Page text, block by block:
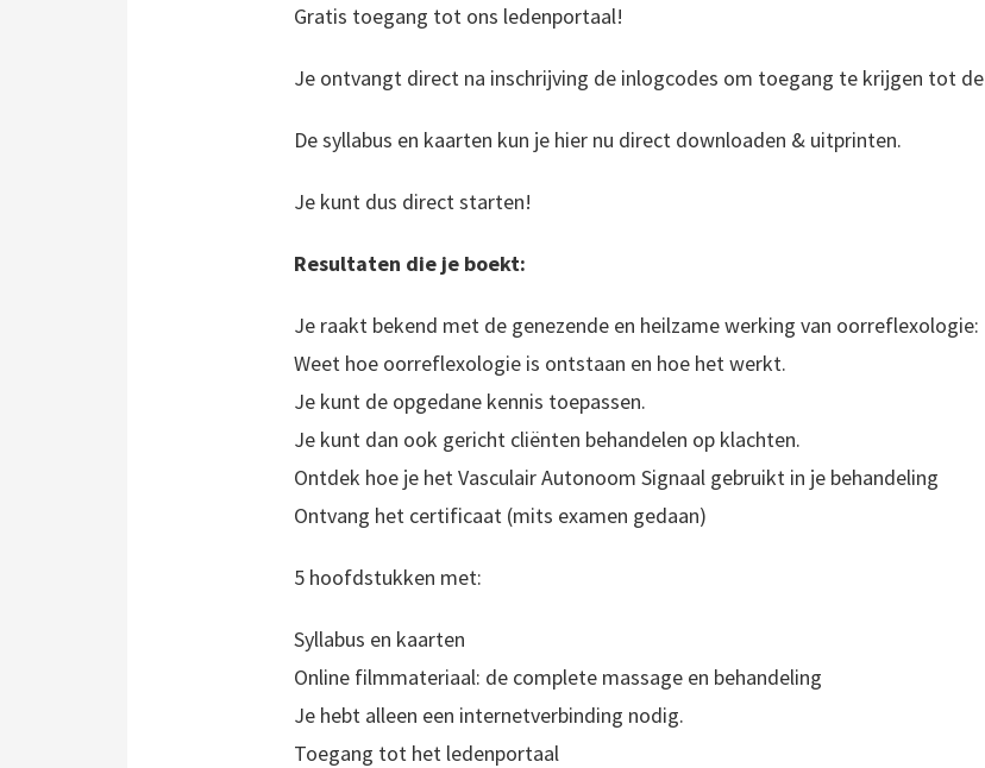
Gratis toegang tot ons ledenportaal!
Je ontvangt direct na inschrijving de inlogcodes om toegang te krijgen tot de
De syllabus en kaarten kun je hier nu direct downloaden & uitprinten.
Je kunt dus direct starten!
Resultaten die je boekt:
Je raakt bekend met de genezende en heilzame werking van oorreflexologie:
Weet hoe oorreflexologie is ontstaan en hoe het werkt.
Je kunt de opgedane kennis toepassen.
Je kunt dan ook gericht cliënten behandelen op klachten.
Ontdek hoe je het Vasculair Autonoom Signaal gebruikt in je behandeling
Ontvang het certificaat (mits examen gedaan)
5 hoofdstukken met:
Syllabus en kaarten
Online filmmateriaal: de complete massage en behandeling
Je hebt alleen een internetverbinding nodig.
Toegang tot het ledenportaal